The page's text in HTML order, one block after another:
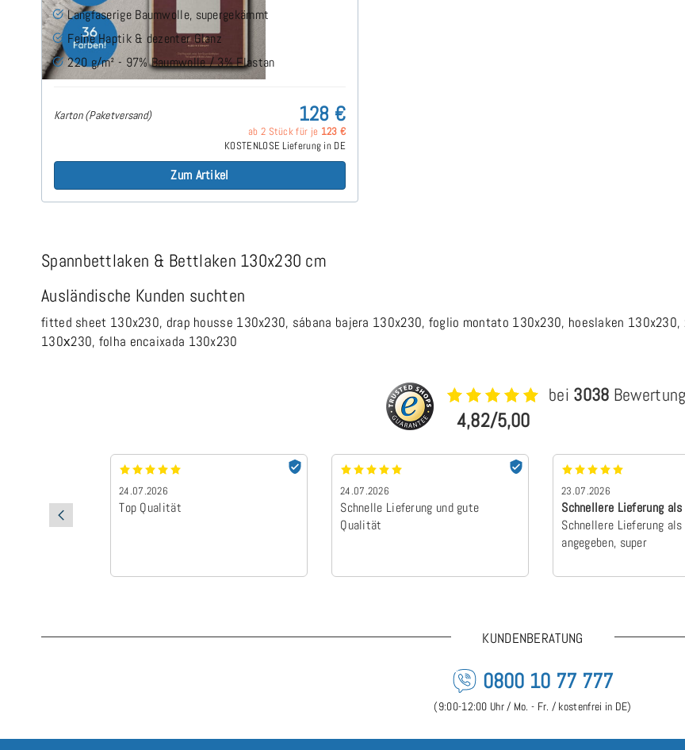
Langfaserige Baumwolle, supergekämmt
Feine Haptik & dezenter Glanz
220 g/m² - 97% Baumwolle / 3% Elastan
Karton (Paketversand) 128 €
ab 2 Stück für je 123 €
KOSTENLOSE Lieferung in DE
Zum Artikel
Spannbettlaken & Bettlaken 130x230 cm
Ausländische Kunden suchten
fitted sheet 130x230, drap housse 130x230, sábana bajera 130x230, foglio montato 130x230, hoeslaken
130х230, folha encaixada 130x230
4,82/5,00
bei 3038
24.07.2026
Top Qualität
24.07.2026
Schnelle Lieferung und gute
Qualität
23.07.2026
Schnellere Lieferung als
angegebe…
Schnellere Lieferung als
angegeben, super
KUNDENBERATUNG
0800 10 77 777
(9:00-12:00 Uhr / Mo. - Fr. / kostenfrei in DE)